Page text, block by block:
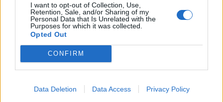
I want to opt-out of Collection, Use,
Retention, Sale, and/or Sharing of my
Personal Data that Is Unrelated with the
Purposes for which it was collected.
Opted Out
CONFIRM
Data Deletion Data Access Privacy Policy
Forgot Password
Stöd Para§rafs bevakning av högerextremismen
inom kriminalpolisen arbetat med företrädesvis de